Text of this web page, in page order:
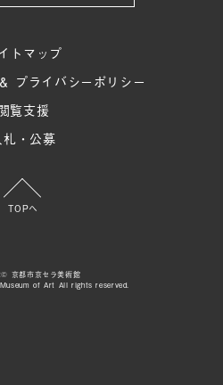
トマップ
プライバシーポリシー
覧支援
札・公募
TOPへ
京都市京セラ美術館
of Art All rights reserved.